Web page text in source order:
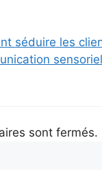
séduire les
sont fermés.